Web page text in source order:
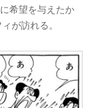
希望を与えたか
が訪れる。